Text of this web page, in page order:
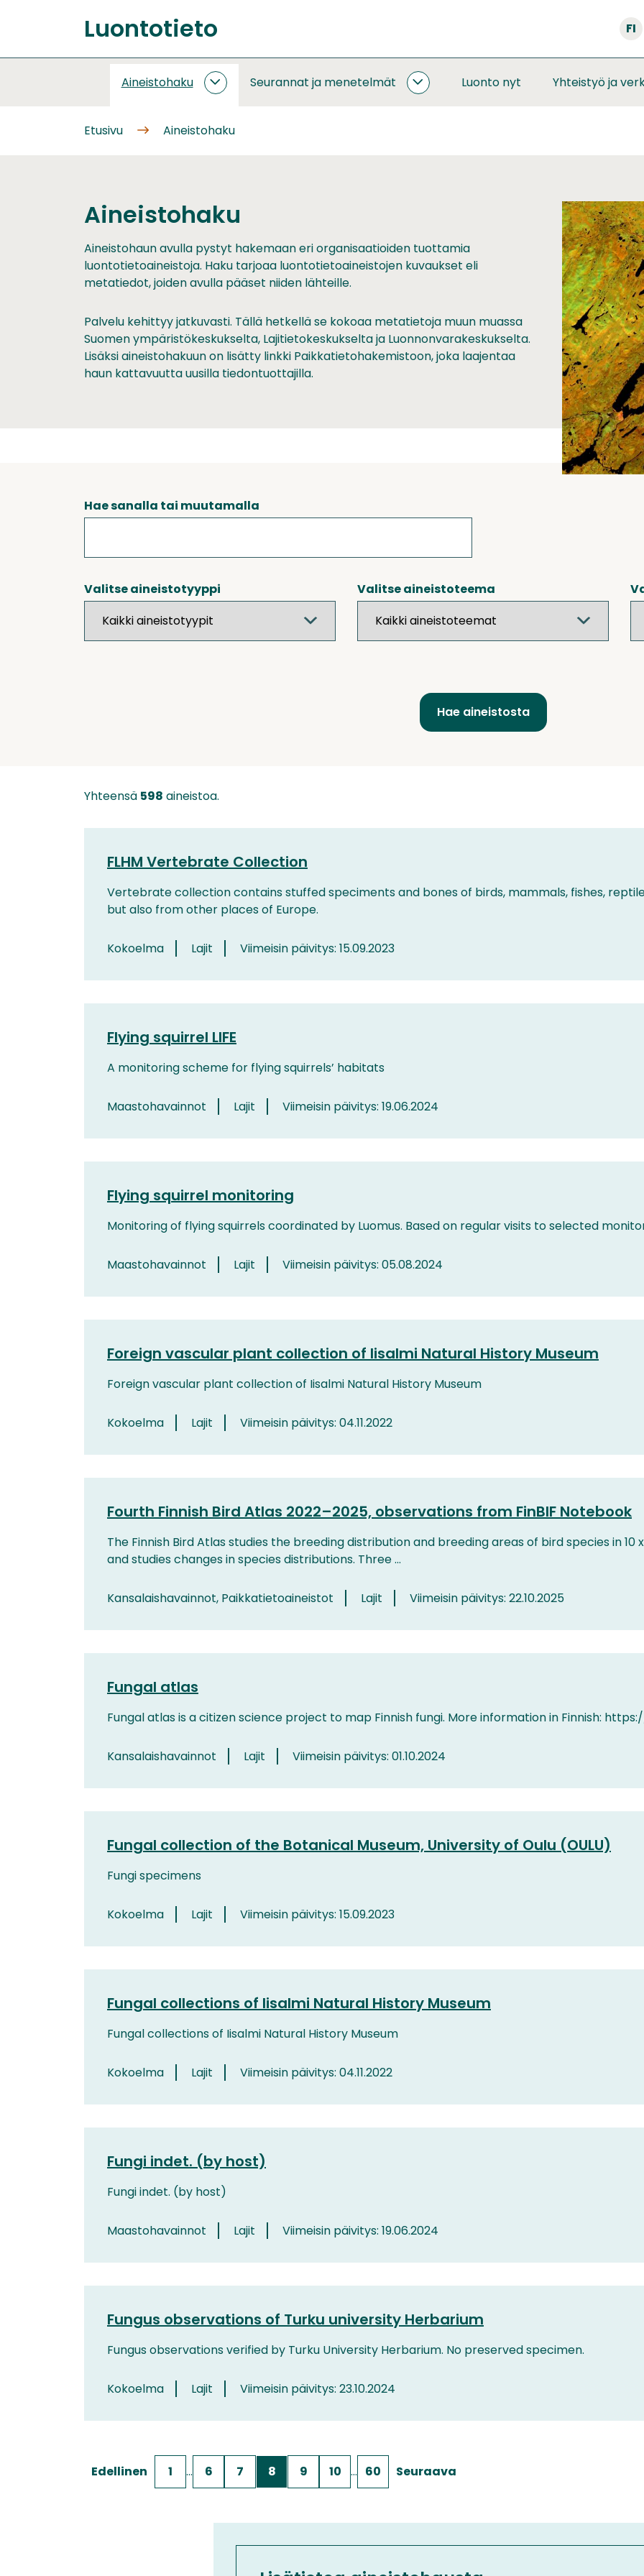
sisältöön
Etusivu
Luontotieto FI
Aineistohaku
AINEISTOHAKU
Seurannat ja menetelmät
SEURANNATLuonto nyt Yhteistyö ja
Etusivu Aineistohaku
Aineistohaku
Aineistohaun avulla pystyt hakemaan eri organisaatioiden tuottamia
luontotietoaineistoja. Haku tarjoaa luontotietoaineistojen kuvaukset eli
metatiedot, joiden avulla pääset niiden lähteille.
Palvelu kehittyy jatkuvasti. Tällä hetkellä se kokoaa metatietoja muun muassa
Suomen ympäristökeskukselta, Lajitietokeskukselta ja Luonnonvarakeskukselta.
Lisäksi aineistohakuun on lisätty linkki Paikkatietohakemistoon, joka laajentaa
haun kattavuutta uusilla tiedontuottajilla.
Hae sanalla tai muutamalla
Valitse aineistotyyppi Valitse aineistoteema
Yhteensä 598 aineistoa.
FLHM Vertebrate Collection
Vertebrate collection contains stuffed speciments and bones of birds, mammals, fishes,
but also from other places of Europe.
Kokoelma Lajit Viimeisin päivitys: 15.09.2023
Flying squirrel LIFE
A monitoring scheme for flying squirrels’ habitats
Maastohavainnot Lajit Viimeisin päivitys: 19.06.2024
Flying squirrel monitoring
Monitoring of flying squirrels coordinated by Luomus. Based on regular visits to selected
Maastohavainnot Lajit Viimeisin päivitys: 05.08.2024
Foreign vascular plant collection of Iisalmi Natural History Museum
Foreign vascular plant collection of Iisalmi Natural History Museum
Kokoelma Lajit Viimeisin päivitys: 04.11.2022
Fourth Finnish Bird Atlas 2022–2025, observations from FinBIF Notebook
The Finnish Bird Atlas studies the breeding distribution and breeding areas of bird species in 10
and studies changes in species distributions. Three ...
Kansalaishavainnot, Paikkatietoaineistot Lajit Viimeisin päivitys: 22.10.2025
Fungal atlas
Fungal atlas is a citizen science project to map Finnish fungi. More information in Finnish:
Kansalaishavainnot Lajit Viimeisin päivitys: 01.10.2024
Fungal collection of the Botanical Museum, University of Oulu (OULU)
Fungi specimens
Kokoelma Lajit Viimeisin päivitys: 15.09.2023
Fungal collections of Iisalmi Natural History Museum
Fungal collections of Iisalmi Natural History Museum
Kokoelma Lajit Viimeisin päivitys: 04.11.2022
Fungi indet. (by host)
Fungi indet. (by host)
Maastohavainnot Lajit Viimeisin päivitys: 19.06.2024
Fungus observations of Turku university Herbarium
Fungus observations verified by Turku University Herbarium. No preserved specimen.
Kokoelma Lajit Viimeisin päivitys: 23.10.2024
Edellinen 1 … 6 7 8 9 10 … 60 Seuraava